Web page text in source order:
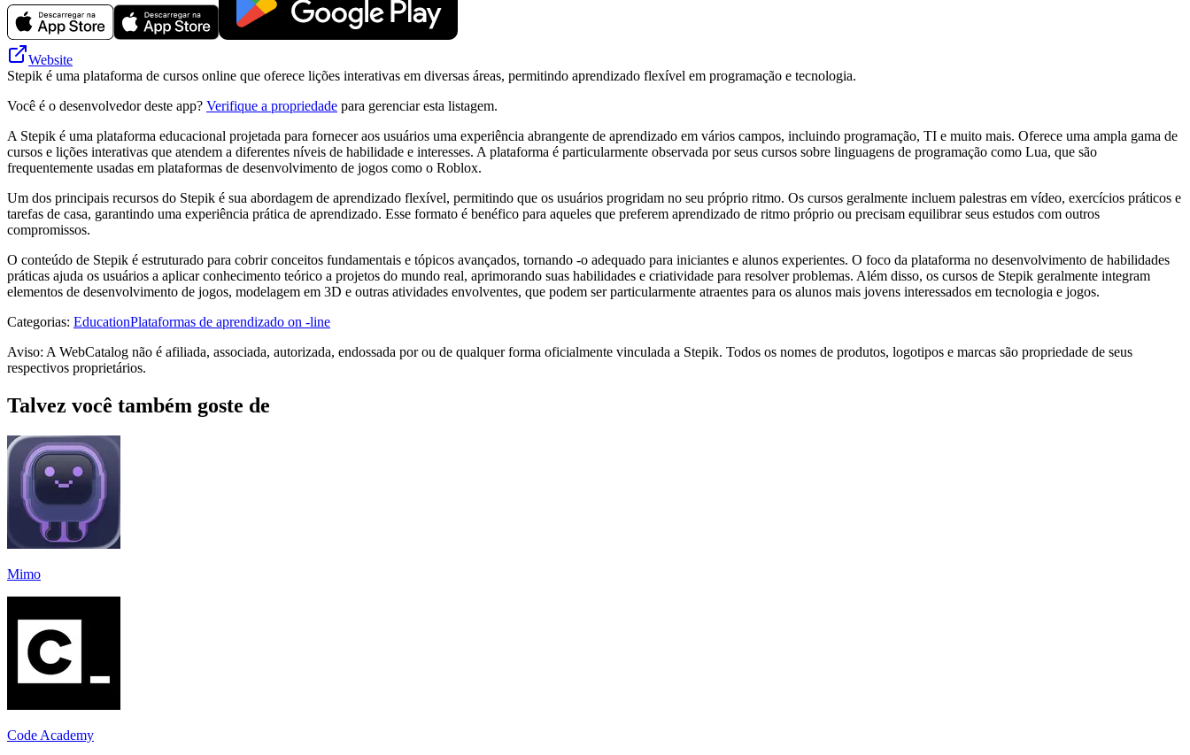
Website
Stepik é uma plataforma de cursos online que oferece lições interativas em diversas áreas, permitindo aprendizado flexível em programação e tecnologia.
Você é o desenvolvedor deste app? Verifique a propriedade para gerenciar esta listagem.
A Stepik é uma plataforma educacional projetada para fornecer aos usuários uma experiência abrangente de aprendizado em vários campos, incluindo programação, TI e muito mais. Oferece uma ampla gama de
cursos e lições interativas que atendem a diferentes níveis de habilidade e interesses. A plataforma é particularmente observada por seus cursos sobre linguagens de programação como Lua, que são
frequentemente usadas em plataformas de desenvolvimento de jogos como o Roblox.
Um dos principais recursos do Stepik é sua abordagem de aprendizado flexível, permitindo que os usuários progridam no seu próprio ritmo. Os cursos geralmente incluem palestras em vídeo, exercícios práticos e
tarefas de casa, garantindo uma experiência prática de aprendizado. Esse formato é benéfico para aqueles que preferem aprendizado de ritmo próprio ou precisam equilibrar seus estudos com outros
compromissos.
O conteúdo de Stepik é estruturado para cobrir conceitos fundamentais e tópicos avançados, tornando -o adequado para iniciantes e alunos experientes. O foco da plataforma no desenvolvimento de habilidades
práticas ajuda os usuários a aplicar conhecimento teórico a projetos do mundo real, aprimorando suas habilidades e criatividade para resolver problemas. Além disso, os cursos de Stepik geralmente integram
elementos de desenvolvimento de jogos, modelagem em 3D e outras atividades envolventes, que podem ser particularmente atraentes para os alunos mais jovens interessados ​​em tecnologia e jogos.
Categorias: EducationPlataformas de aprendizado on -line
Aviso: A WebCatalog não é afiliada, associada, autorizada, endossada por ou de qualquer forma oficialmente vinculada a Stepik. Todos os nomes de produtos, logotipos e marcas são propriedade de seus
respectivos proprietários.
Talvez você também goste de
Mimo
Code Academy